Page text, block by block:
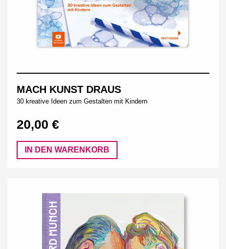
MACH KUNST DRAUS
30 kreative Ideen zum Gestalten mit Kindern
20,00 €
IN DEN WARENKORB